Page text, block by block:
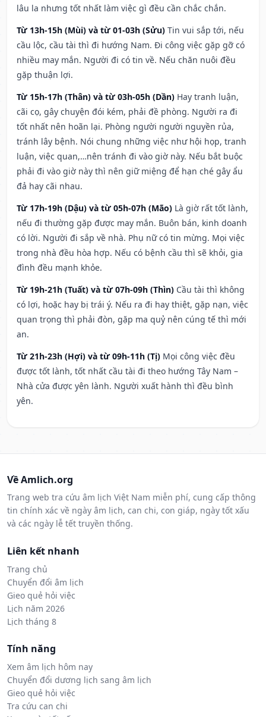
lâu la nhưng tốt nhất làm việc gì đều cần chắc chắn.
Từ 13h-15h (Mùi) và từ 01-03h (Sửu) Tin vui sắp tới, nếu
cầu lộc, cầu tài thì đi hướng Nam. Đi công việc gặp gỡ có
nhiều may mắn. Người đi có tin về. Nếu chăn nuôi đều
gặp thuận lợi.
Từ 15h-17h (Thân) và từ 03h-05h (Dần) Hay tranh luận,
cãi cọ, gây chuyện đói kém, phải đề phòng. Người ra đi
tốt nhất nên hoãn lại. Phòng người người nguyền rủa,
tránh lây bệnh. Nói chung những việc như hội họp, tranh
luận, việc quan,…nên tránh đi vào giờ này. Nếu bắt buộc
phải đi vào giờ này thì nên giữ miệng để hạn ché gây ẩu
đả hay cãi nhau.
Từ 17h-19h (Dậu) và từ 05h-07h (Mão) Là giờ rất tốt lành,
nếu đi thường gặp được may mắn. Buôn bán, kinh doanh
có lời. Người đi sắp về nhà. Phụ nữ có tin mừng. Mọi việc
trong nhà đều hòa hợp. Nếu có bệnh cầu thì sẽ khỏi, gia
đình đều mạnh khỏe.
Từ 19h-21h (Tuất) và từ 07h-09h (Thìn) Cầu tài thì không
có lợi, hoặc hay bị trái ý. Nếu ra đi hay thiệt, gặp nạn, việc
quan trọng thì phải đòn, gặp ma quỷ nên cúng tế thì mới
an.
Từ 21h-23h (Hợi) và từ 09h-11h (Tị) Mọi công việc đều
được tốt lành, tốt nhất cầu tài đi theo hướng Tây Nam –
Nhà cửa được yên lành. Người xuất hành thì đều bình
yên.
Về Amlich.org
Trang web tra cứu âm lịch Việt Nam miễn phí, cung cấp thông
tin chính xác về ngày âm lịch, can chi, con giáp, ngày tốt xấu
và các ngày lễ tết truyền thống.
Liên kết nhanh
Trang chủ
Chuyển đổi âm lịch
Gieo quẻ hỏi việc
Lịch năm 2026
Lịch tháng 8
Tính năng
Xem âm lịch hôm nay
Chuyển đổi dương lịch sang âm lịch
Gieo quẻ hỏi việc
Tra cứu can chi